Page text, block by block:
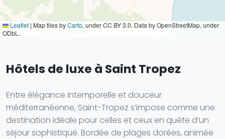
Leaflet | Map tiles byCarto, under CC BY 3.0. Data by OpenStreetMap, under
ODbL.
Hôtels de luxe à Saint Tropez
Entre élégance intemporelle et douceur
méditerranéenne, Saint-Tropez s’impose comme une
destination idéale pour celles et ceux en quête d’un
séjour sophistiqué. Bordée de plages dorées, animée